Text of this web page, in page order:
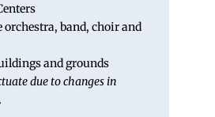
band, choir and
and grounds
due to changes in